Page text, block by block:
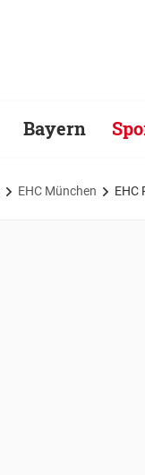
Bayern
EHC München EHC